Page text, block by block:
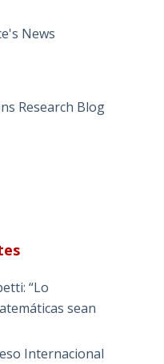
News
Research Blog
“Lo
sean
Internacional